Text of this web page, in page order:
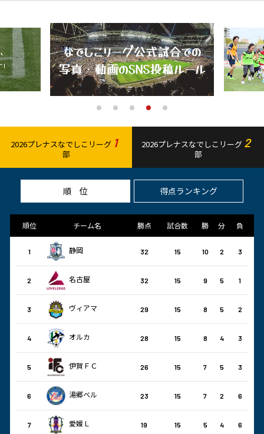
2026プレナスなでしこリーグ 1
部
2026プレナスなでしこリーグ 2
部
順位 得点ランキング
順位 チーム名 勝点 試合数 勝 分 負
1 静岡 32 15 10 2 3
2 名古屋 32 15 9 5 1
3 ヴィアマ 29 15 8 5 2
4 オルカ 28 15 8 4 3
5 伊賀ＦＣ 26 15 7 5 3
6 湯郷ベル 23 15 7 2 6
7 愛媛Ｌ 19 15 5 4 6